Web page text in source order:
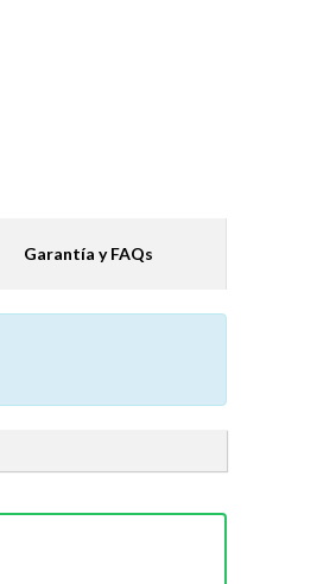
Garantía y FAQs